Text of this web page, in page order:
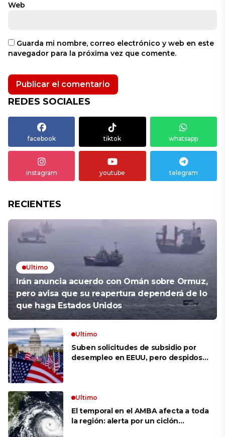
Web
Guarda mi nombre, correo electrónico y web en este
navegador para la próxima vez que comente.
REDES SOCIALES
facebook tiktok whatsapp
instagram youtube telegram
RECIENTES
Ultimo
Irán anuncia acuerdo con Omán sobre Ormuz,
pero avisa que su reapertura dependerá de lo
que haga Estados Unidos
Ultimo
Suben solicitudes de subsidio por
desempleo en EEUU, pero despidos
Ultimo
El temporal en el AMBA afecta a toda
la región: alerta por un ciclón